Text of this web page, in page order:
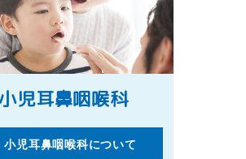
小児耳鼻咽喉科
小児耳鼻咽喉科について